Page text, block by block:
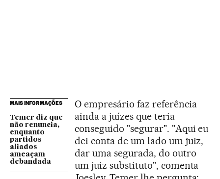
MAIS INFORMAÇÕES
Temer diz que
não renuncia,
enquanto
partidos
aliados
ameaçam
debandada
O empresário faz referência
ainda a juízes que teria
conseguido "segurar". "Aqui eu
dei conta de um lado um juiz,
dar uma segurada, do outro
um juiz substituto", comenta